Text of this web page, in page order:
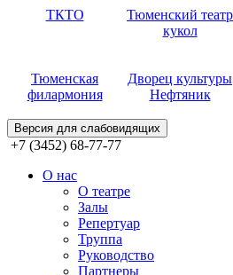
ТКТО
Тюменский театр
кукол
Тюменская
филармония
Дворец культуры
Нефтяник
Версия для слабовидящих
+7 (3452) 68-77-77
О нас
О театре
Залы
Репертуар
Труппа
Руководство
Партнеры